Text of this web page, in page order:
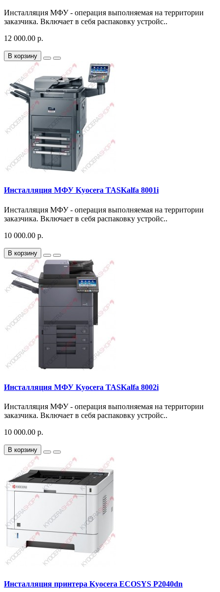
Инсталляция МФУ - операция выполняемая на территории
заказчика. Включает в себя распаковку устройс..
12 000.00 р.
В корзину
Инсталляция МФУ Kyocera TASKalfa 8001i
Инсталляция МФУ - операция выполняемая на территории
заказчика. Включает в себя распаковку устройс..
10 000.00 р.
В корзину
Инсталляция МФУ Kyocera TASKalfa 8002i
Инсталляция МФУ - операция выполняемая на территории
заказчика. Включает в себя распаковку устройс..
10 000.00 р.
В корзину
Инсталляция принтера Kyocera ECOSYS P2040dn